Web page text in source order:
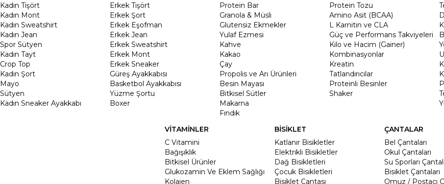
Kadın Tişört
Kadın Mont
Kadın Sweatshirt
Kadın Jean
Spor Sütyen
Kadın Tayt
Crop Top
Kadin Şort
Mayo
Sütyen
Kadın Sneaker Ayakkabı
Erkek Tişört
Erkek Şort
Erkek Eşofman
Erkek Jean
Erkek Sweatshirt
Erkek Mont
Erkek Sneaker
Güreş Ayakkabısı
Basketbol Ayakkabısı
Yüzme Şortu
Boxer
Protein Bar
Granola & Müsli
Glutensiz Ekmekler
Yulaf Ezmesi
Kahve
Kakao
Çay
Propolis ve Arı Ürünleri
Besin Mayası
Bitkisel Sütler
Makarna
Fındık
Protein Tozu
Amino Asit (BCAA)
L Karnitin ve CLA
Güç ve Performans Takviyeleri
Kilo ve Hacim (Gainer)
Kombinasyonlar
Kreatin
Tatlandırıcılar
Proteinli Besinler
Shaker
VİTAMİNLER
C Vitamini
Bağışıklık
Bitkisel Ürünler
Glukozamin Ve Eklem Sağlığı
Kolajen
BİSİKLET
Katlanır Bisikletler
Elektrikli Bisikletler
Dağ Bisikletleri
Çocuk Bisikletleri
Bisiklet Çantası
ÇANTALAR
Bel Çantaları
Okul Çantaları
Su Sporları
Bisiklet Çantaları
Omuz / Postacı